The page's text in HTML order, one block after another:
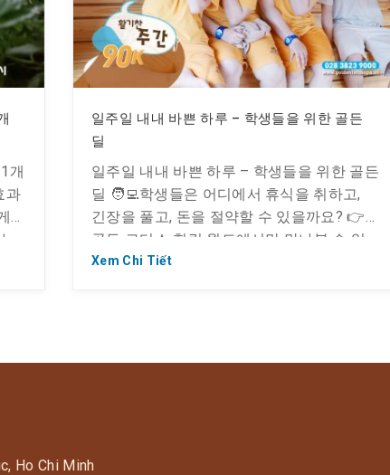
개
과
일주일 내내 바쁜 하루 – 학생들을 위한 골든
딜
일주일 내내 바쁜 하루 – 학생들을 위한 골든
딜 🧑‍💻학생들은 어디에서 휴식을 취하고,
긴장을 풀고, 돈을 절약할 수 있을까요? 👉
골든 로터스 힐링 월드에서만 만나볼 수 있
습니다. 미니 쇼핑몰 등 다양한 편의시설을
Xem Chi Tiết
Ho Chi Minh